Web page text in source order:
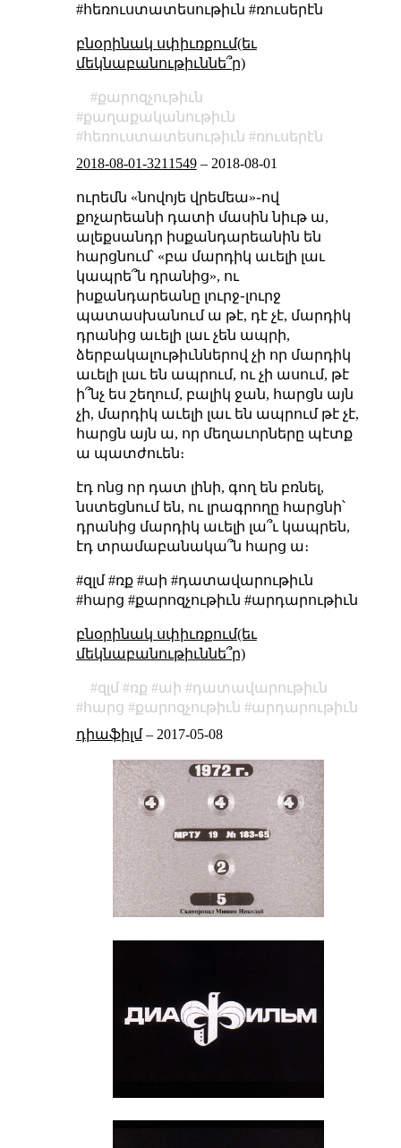
#հեռուստատեսութիւն #ռուսերէն
բնօրինակ սփիւռքում(եւ
մեկնաբանութիւննե՞ր)
քարոզչութիւն
քաղաքականութիւն
հեռուստատեսութիւն
ռուսերէն
2018-08-01-3211549– 2018-08-01
ուրեմն «նովոյե վրեմեա»֊ով
քոչարեանի դատի մասին նիւթ ա,
ալեքսանդր իսքանդարեանին են
հարցնում՝ «բա մարդիկ աւելի լաւ
կապրե՞ն դրանից», ու
իսքանդարեանը լուրջ֊լուրջ
պատասխանում ա թէ, դէ չէ, մարդիկ
դրանից աւելի լաւ չեն ապրի,
ձերբակալութիւններով չի որ մարդիկ
աւելի լաւ են ապրում, ու չի ասում, թէ
ի՞նչ ես շեղում, բալիկ ջան, հարցն այն
չի, մարդիկ աւելի լաւ են ապրում թէ չէ,
հարցն այն ա, որ մեղաւորները պէտք
ա պատժուեն։
էդ ոնց որ դատ լինի, գող են բռնել,
նստեցնում են, ու լրագրողը հարցնի՝
դրանից մարդիկ աւելի լա՞ւ կապրեն,
էդ տրամաբանակա՞ն հարց ա։
#զլմ #ռք #աի #դատավարութիւն
#հարց #քարոզչութիւն #արդարութիւն
բնօրինակ սփիւռքում(եւ
մեկնաբանութիւննե՞ր)
զլմ ռք աի
դատավարութիւն
հարց
քարոզչութիւն
արդարութիւն
դիաֆիլմ– 2017-05-08